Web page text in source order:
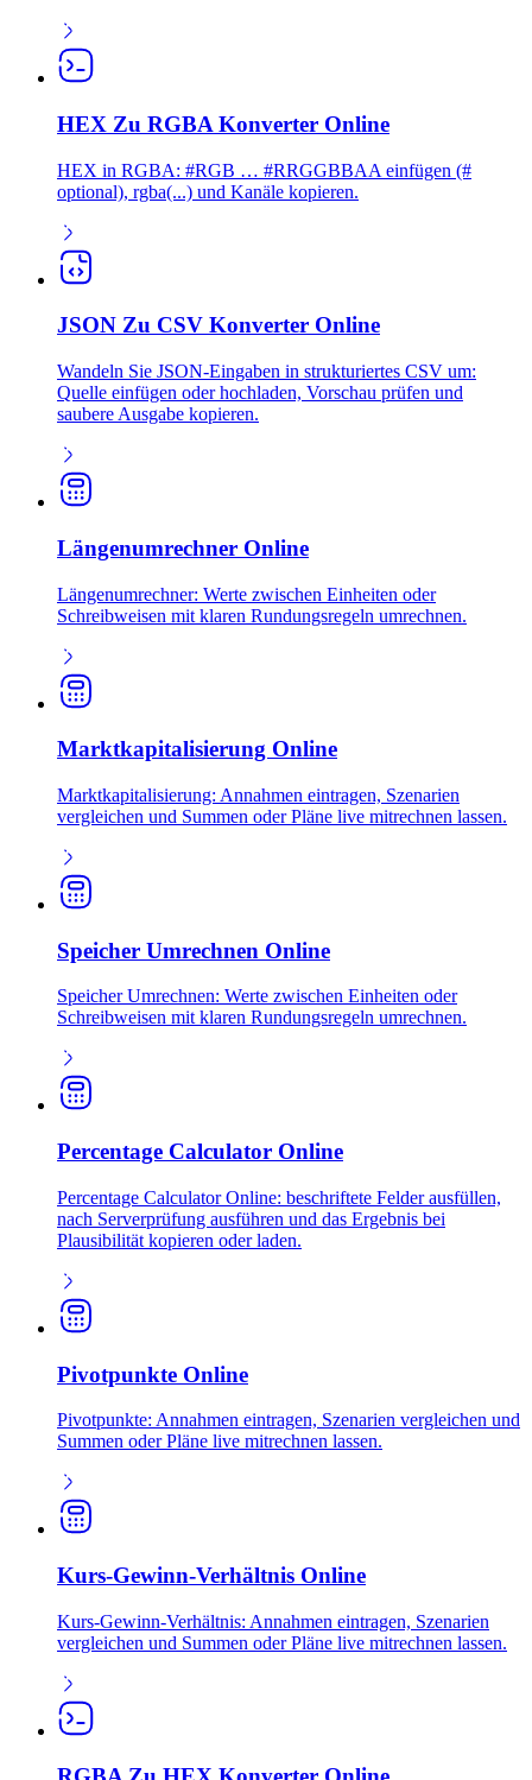
HEX Zu RGBA Konverter Online
HEX in RGBA: #RGB … #RRGGBBAA einfügen (#
optional), rgba(...) und Kanäle kopieren.
JSON Zu CSV Konverter Online
Wandeln Sie JSON-Eingaben in strukturiertes CSV um:
Quelle einfügen oder hochladen, Vorschau prüfen und
saubere Ausgabe kopieren.
Längenumrechner Online
Längenumrechner: Werte zwischen Einheiten oder
Schreibweisen mit klaren Rundungsregeln umrechnen.
Marktkapitalisierung Online
Marktkapitalisierung: Annahmen eintragen, Szenarien
vergleichen und Summen oder Pläne live mitrechnen lassen.
Speicher Umrechnen Online
Speicher Umrechnen: Werte zwischen Einheiten oder
Schreibweisen mit klaren Rundungsregeln umrechnen.
Percentage Calculator Online
Percentage Calculator Online: beschriftete Felder ausfüllen,
nach Serverprüfung ausführen und das Ergebnis bei
Plausibilität kopieren oder laden.
Pivotpunkte Online
Pivotpunkte: Annahmen eintragen, Szenarien vergleichen und
Summen oder Pläne live mitrechnen lassen.
Kurs-Gewinn-Verhältnis Online
Kurs-Gewinn-Verhältnis: Annahmen eintragen, Szenarien
vergleichen und Summen oder Pläne live mitrechnen lassen.